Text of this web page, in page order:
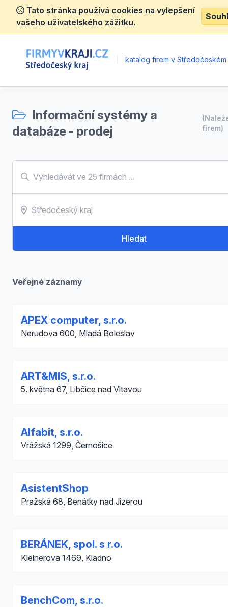
Tato stránka používá cookies na vylepšení
vašeho uživatelského zážitku.
katalog firem v Středočeském
Informační systémy a
databáze - prodej
firem)
Hledat
Veřejné záznamy
APEX computer, s.r.o.
Nerudova 600, Mladá Boleslav
ART&MIS, s.r.o.
5. května 67, Libčice nad Vltavou
Alfabit, s.r.o.
Vrážská 1299, Černošice
AsistentShop
Pražská 68, Benátky nad Jizerou
BERÁNEK, spol. s r.o.
Kleinerova 1469, Kladno
BenchCom, s.r.o.